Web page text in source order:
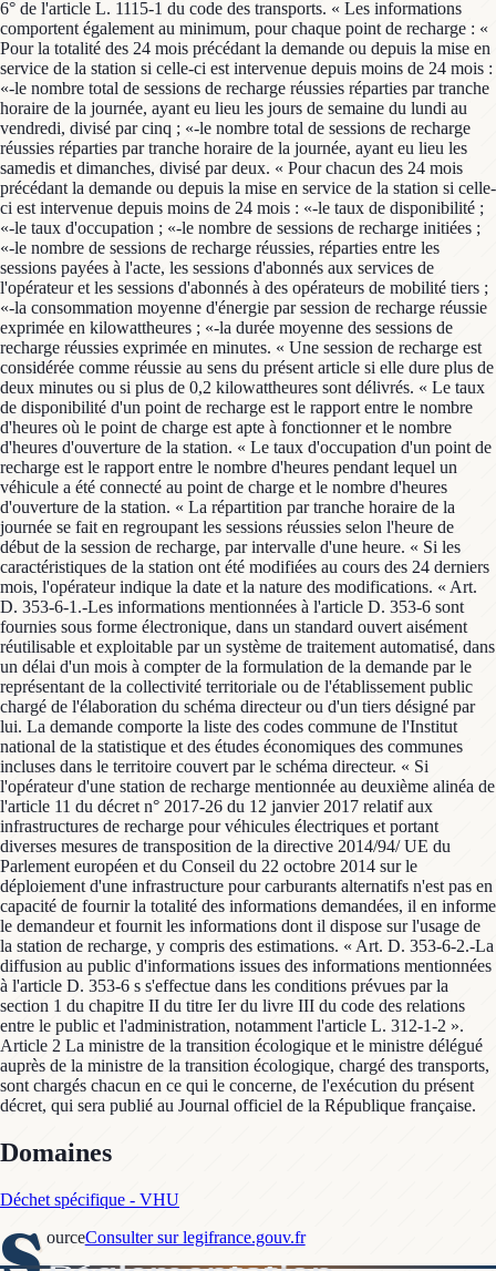
6° de l'article L. 1115-1 du code des transports. « Les informations
comportent également au minimum, pour chaque point de recharge : «
Pour la totalité des 24 mois précédant la demande ou depuis la mise en
service de la station si celle-ci est intervenue depuis moins de 24 mois :
«-le nombre total de sessions de recharge réussies réparties par tranche
horaire de la journée, ayant eu lieu les jours de semaine du lundi au
vendredi, divisé par cinq ; «-le nombre total de sessions de recharge
réussies réparties par tranche horaire de la journée, ayant eu lieu les
samedis et dimanches, divisé par deux. « Pour chacun des 24 mois
précédant la demande ou depuis la mise en service de la station si celle-
ci est intervenue depuis moins de 24 mois : «-le taux de disponibilité ;
«-le taux d'occupation ; «-le nombre de sessions de recharge initiées ;
«-le nombre de sessions de recharge réussies, réparties entre les
sessions payées à l'acte, les sessions d'abonnés aux services de
l'opérateur et les sessions d'abonnés à des opérateurs de mobilité tiers ;
«-la consommation moyenne d'énergie par session de recharge réussie
exprimée en kilowattheures ; «-la durée moyenne des sessions de
recharge réussies exprimée en minutes. « Une session de recharge est
considérée comme réussie au sens du présent article si elle dure plus de
deux minutes ou si plus de 0,2 kilowattheures sont délivrés. « Le taux
de disponibilité d'un point de recharge est le rapport entre le nombre
d'heures où le point de charge est apte à fonctionner et le nombre
d'heures d'ouverture de la station. « Le taux d'occupation d'un point de
recharge est le rapport entre le nombre d'heures pendant lequel un
véhicule a été connecté au point de charge et le nombre d'heures
d'ouverture de la station. « La répartition par tranche horaire de la
journée se fait en regroupant les sessions réussies selon l'heure de
début de la session de recharge, par intervalle d'une heure. « Si les
caractéristiques de la station ont été modifiées au cours des 24 derniers
mois, l'opérateur indique la date et la nature des modifications. « Art.
D. 353-6-1.-Les informations mentionnées à l'article D. 353-6 sont
fournies sous forme électronique, dans un standard ouvert aisément
réutilisable et exploitable par un système de traitement automatisé, dans
un délai d'un mois à compter de la formulation de la demande par le
représentant de la collectivité territoriale ou de l'établissement public
chargé de l'élaboration du schéma directeur ou d'un tiers désigné par
lui. La demande comporte la liste des codes commune de l'Institut
national de la statistique et des études économiques des communes
incluses dans le territoire couvert par le schéma directeur. « Si
l'opérateur d'une station de recharge mentionnée au deuxième alinéa de
l'article 11 du décret n° 2017-26 du 12 janvier 2017 relatif aux
infrastructures de recharge pour véhicules électriques et portant
diverses mesures de transposition de la directive 2014/94/ UE du
Parlement européen et du Conseil du 22 octobre 2014 sur le
déploiement d'une infrastructure pour carburants alternatifs n'est pas en
capacité de fournir la totalité des informations demandées, il en informe
le demandeur et fournit les informations dont il dispose sur l'usage de
la station de recharge, y compris des estimations. « Art. D. 353-6-2.-La
diffusion au public d'informations issues des informations mentionnées
à l'article D. 353-6 s s'effectue dans les conditions prévues par la
section 1 du chapitre II du titre Ier du livre III du code des relations
entre le public et l'administration, notamment l'article L. 312-1-2 ».
Article 2 La ministre de la transition écologique et le ministre délégué
auprès de la ministre de la transition écologique, chargé des transports,
sont chargés chacun en ce qui le concerne, de l'exécution du présent
décret, qui sera publié au Journal officiel de la République française.
Domaines
Déchet spécifique - VHU
ourceConsulter sur legifrance.gouv.fr